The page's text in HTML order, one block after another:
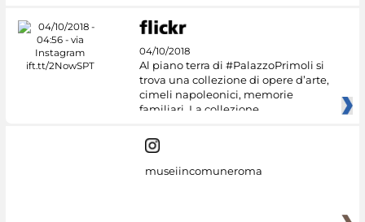
04/10/2018
Al piano terra di #PalazzoPrimoli si
trova una collezione di opere d’arte,
cimeli napoleonici, memorie
familiari. La collezione
museiincomuneroma